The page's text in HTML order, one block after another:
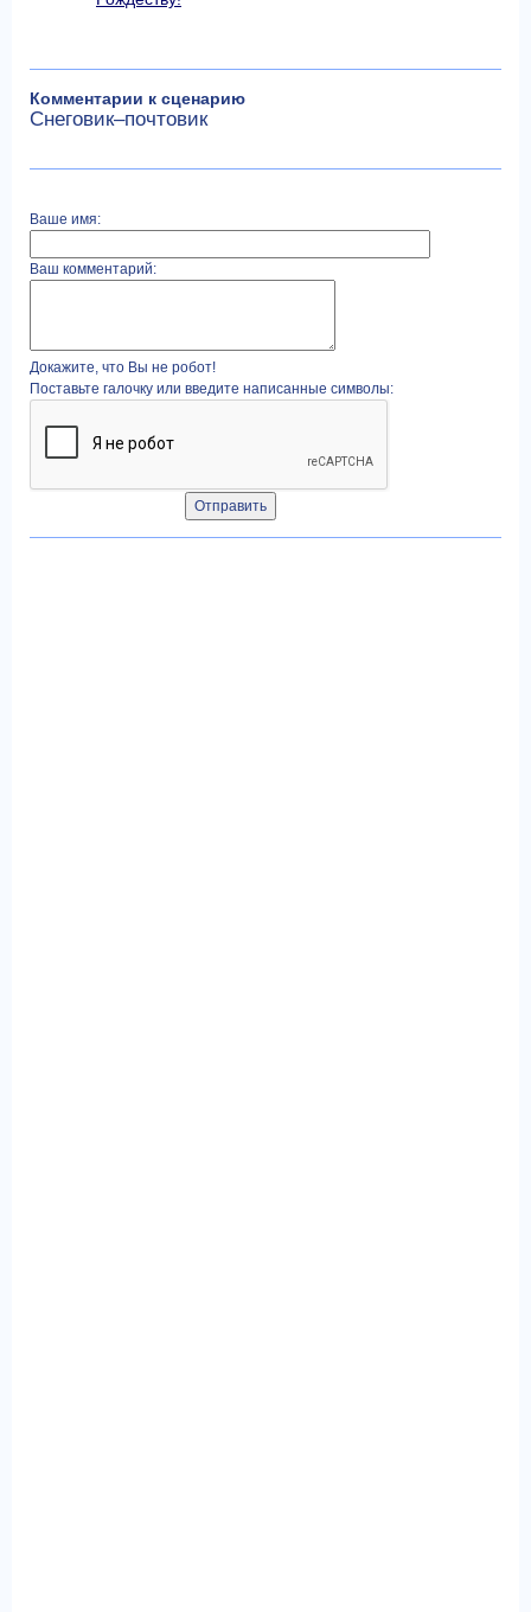
Комментарии к сценарию
Снеговик–почтовик
Ваше имя:
Ваш комментарий:
Докажите, что Вы не робот!
Поставьте галочку или введите написанные символы: